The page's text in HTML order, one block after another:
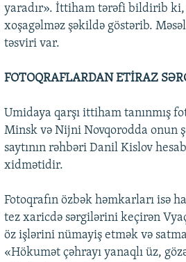
yaradır». İttiham tərəfi bildirib ki,
xoşagəlməz şəkildə göstərib.
təsviri var.
FOTOQRAFLARDAN ETİRAZ
Umidaya qarşı ittiham tanınmış
Minsk və Nijni Novqorodda onun
saytının rəhbəri Danil Kislov
xidmətidir.
Fotoqrafın özbək həmkarları isə
tez xaricdə sərgilərini keçirən
öz işlərini nümayiş etmək və
«Hökumət çəhrayı yanaqlı üz,